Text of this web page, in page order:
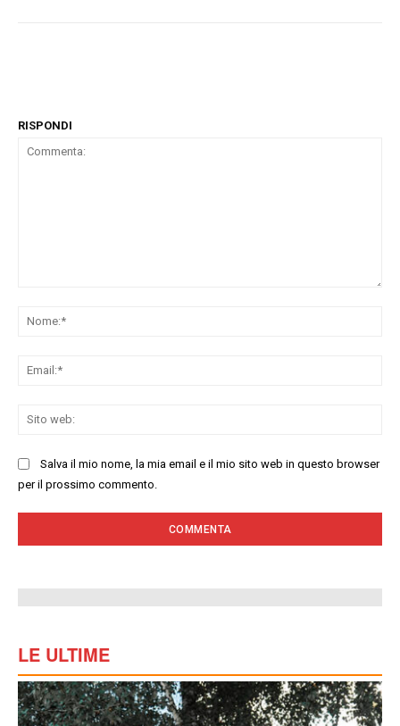
RISPONDI
Salva il mio nome, la mia email e il mio sito web in questo browser
per il prossimo commento.
LE ULTIME